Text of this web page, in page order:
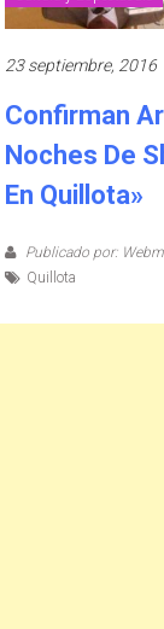
23 septiembre, 2016
Confirman
Noches De
En Quillota»
Publicado por:
Quillota